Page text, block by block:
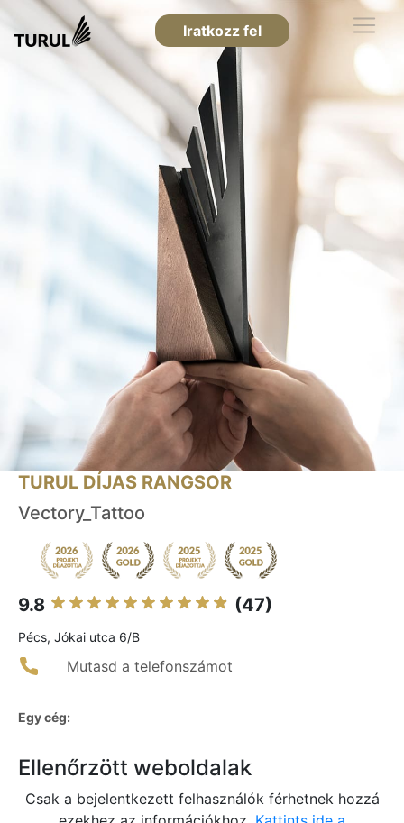
Iratkozz fel
TURUL DÍJAS RANGSOR
Vectory_Tattoo
9.8 (47)
Pécs, Jókai utca 6/B
Mutasd a telefonszámot
Egy cég:
Ellenőrzött weboldalak
Csak a bejelentkezett felhasználók férhetnek hozzá